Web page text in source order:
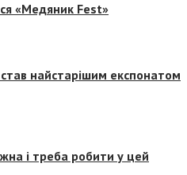
«Медяник Fest»
найстарішим експонатом
і треба робити у цей